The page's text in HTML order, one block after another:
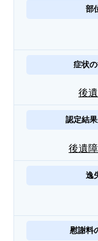
部
症状
後
認定結
後遺
逸
慰謝料